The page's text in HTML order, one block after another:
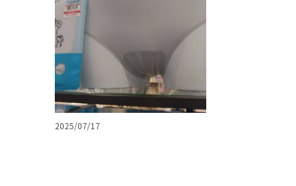
2025/07/17